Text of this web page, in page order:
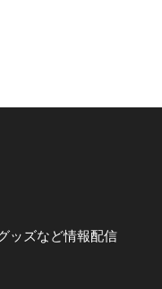
ッズなど情報配信